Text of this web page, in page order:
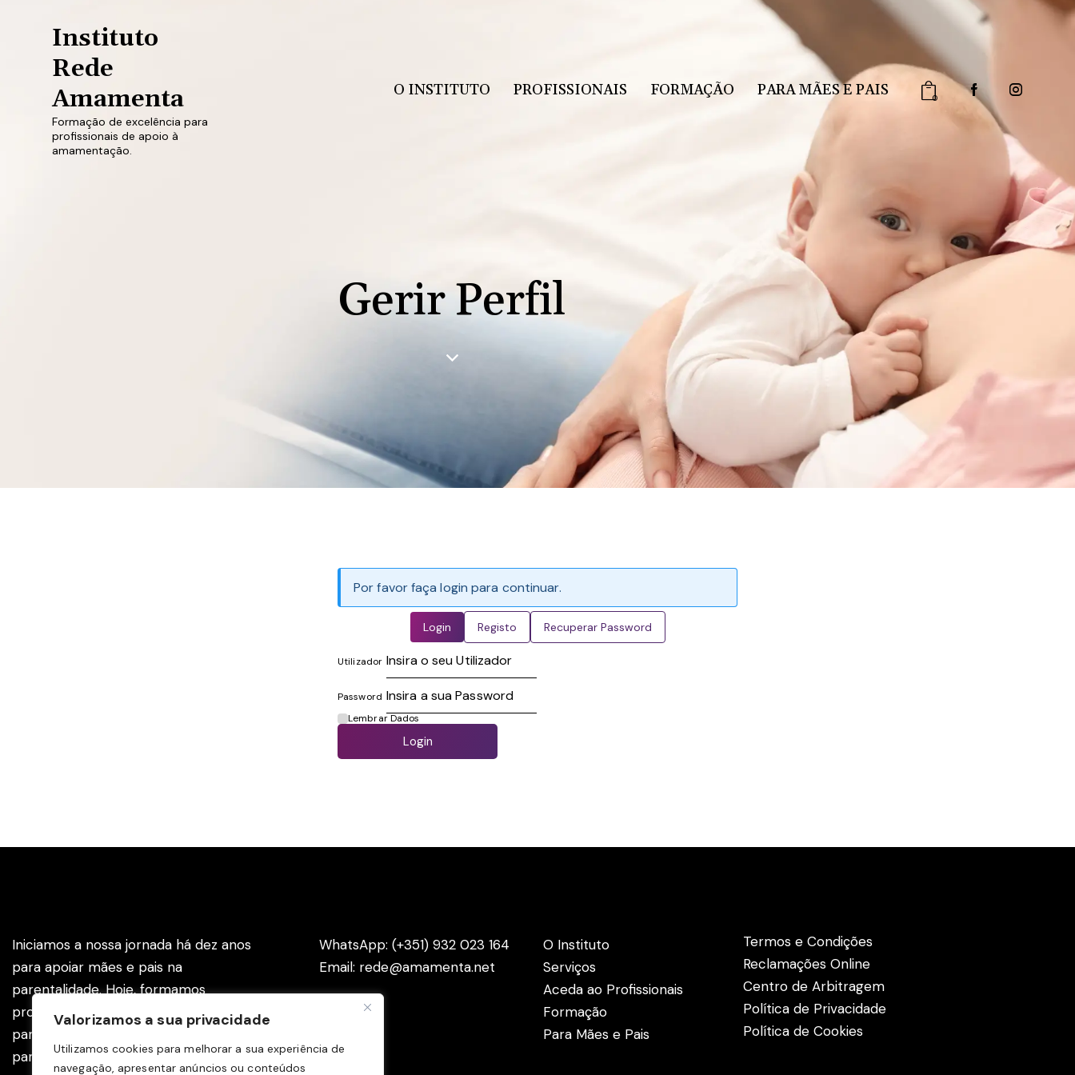
Valorizamos a sua privacidade
Utilizamos cookies para melhorar a sua experiência de
navegação, apresentar anúncios ou conteúdos
Instituto
Rede
Amamenta
Formação de excelência para
profissionais de apoio à
amamentação.
O INSTITUTO PROFISSIONAIS FORMAÇÃO PARA MÃES E PAIS 0
Gerir Perfil
Por favor faça login para continuar.
Login Registo Recuperar Password
Utilizador
Password
Lembrar Dados
Iniciamos a nossa jornada há dez anos
para apoiar mães e pais na
parentalidade. Hoje, formamos
profissionais com ferramentas eficazes
para apoiar as famílias na gravidez,
parto e pós-parto.
WhatsApp: (+351) 932 023 164
Email: rede@amamenta.net
O Instituto
Serviços
Aceda ao Profissionais
Formação
Para Mães e Pais
Termos e Condições
Reclamações Online
Centro de Arbitragem
Política de Privacidade
Política de Cookies